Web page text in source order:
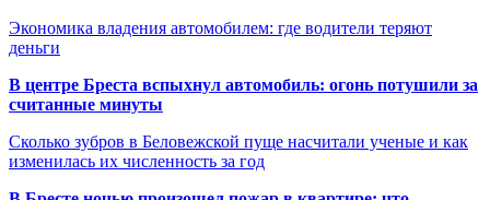
Экономика владения автомобилем: где водители теряют
деньги
В центре Бреста вспыхнул автомобиль: огонь потушили за
считанные минуты
Сколько зубров в Беловежской пуще насчитали ученые и как
изменилась их численность за год